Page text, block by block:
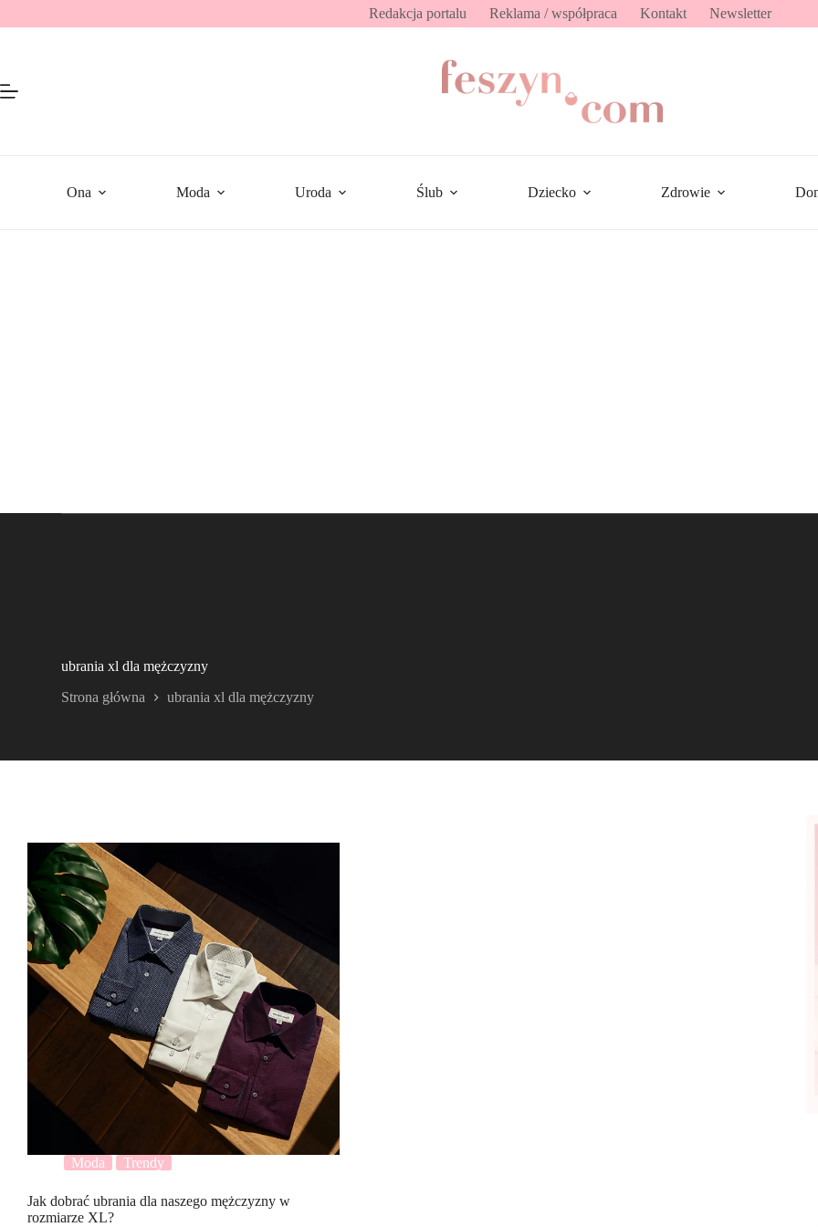
Redakcja portalu Reklama / współpraca Kontakt Newsletter
Ona Moda Uroda Ślub Dziecko Zdrowie
ubrania xl dla mężczyzny
Strona główna ubrania xl dla mężczyzny
Moda Trendy
Jak dobrać ubrania dla naszego mężczyzny w
rozmiarze XL?